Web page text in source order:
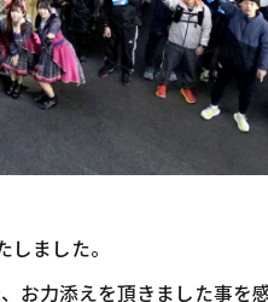
ました。
お力添えを頂きました事を